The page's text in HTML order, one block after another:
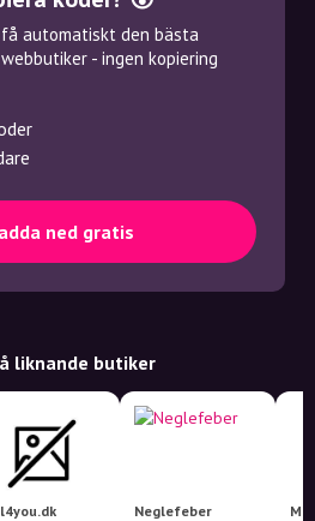
automatiskt den bästa
- ingen kopiering
ned gratis
liknande butiker
Neglefeber